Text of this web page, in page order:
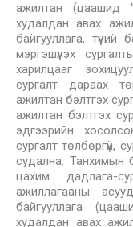
ажилтан (цаашид
худалдан авах
байгууллага,
мэргэшүүлэх
харилцааг
сургалт дараах
ажилтан бэлтгэх
ажилтан бэлтгэх
эдгээрийн
сургалт төлбөргүй,
судална. Танхимын
цахим дадлага-
ажиллагааны
байгууллага
худалдан авах